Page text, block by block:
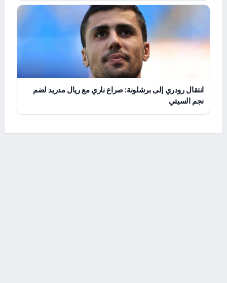
انتقال رودري إلى برشلونة: صراع ناري مع ريال مدريد لضم
نجم السيتي